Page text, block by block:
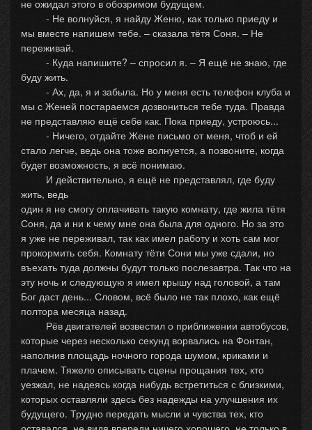
не ожидал этого в обозримом будущем.
- Не волнуйся, я найду Женю, как только приеду и
мы вместе напишем тебе. – сказала тётя Соня. – Не
переживай.
- Куда напишите? – спросил я. – Я ещё не знаю, где
буду жить.
- Ах, да, я и забыла. Но у меня есть телефон клуба и
мы с Женей постараемся дозвониться тебе туда. Правда
не представляю ещё себе как. Пока приеду, устроюсь...
- Ничего, отдайте Жене письмо от меня, чтоб и ей
стало легче, ведь она тоже волнуется, а позвоните, когда
будет возможность, я всё понимаю.
И действительно, я ещё не представлял, где буду
жить, ведь
один я не смогу оплачивать такую комнату, где жила тётя
Соня, да и ни к чему мне она была для одного. Но за это
я уже не переживал, так как имел работу и хоть сам мог
прокормить себя. Комнату тёти Сони мы уже сдали, но
въехать туда должны будут только послезавтра. Так что на
эту ночь и следующую я имел крышу над головой, а там
Бог даст день... Словом, всё было не так плохо, как ещё
полтора месяца назад.
Рёв двигателей возвестил о приближении автобусов,
которые через несколько секунд ворвались на Фонтан,
наполнив площадь ночного города шумом, криками и
плачем. Тяжело описывать сцены прощания тех, кто
уезжал, не надеясь когда нибудь встретиться с близкими,
которых оставляли здесь без надежды на улучшения их
будущего. Трудно передать мысли и чувства тех, кто